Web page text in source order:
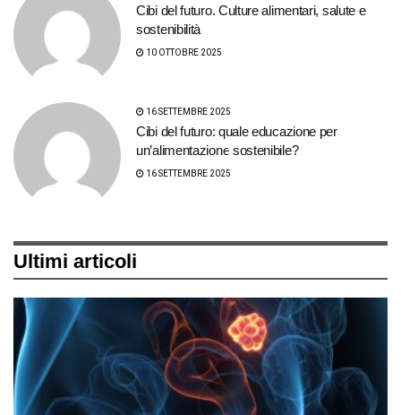
Cibi del futuro. Culture alimentari, salute e
sostenibilità
10 OTTOBRE 2025
16 SETTEMBRE 2025
Cibi del futuro: quale educazione per
un’alimentazione sostenibile?
16 SETTEMBRE 2025
Ultimi articoli